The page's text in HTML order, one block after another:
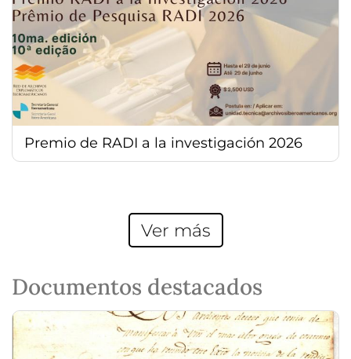
Premio de RADI a la investigación 2026
Ver más
Documentos destacados